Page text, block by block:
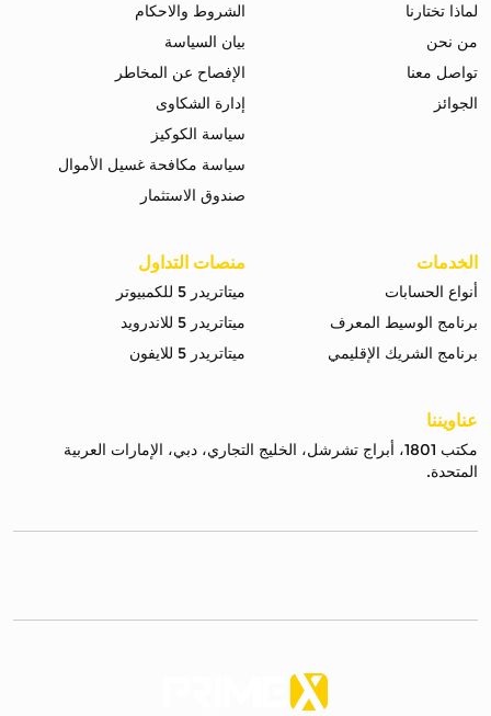
لماذا تختارنا
من نحن
تواصل معنا
الجوائز
الشروط والاحكام
بيان السياسة
الإفصاح عن المخاطر
إدارة الشكاوى
سياسة الكوكيز
سياسة مكافحة غسيل الأموال
صندوق الاستثمار
الخدمات
أنواع الحسابات
برنامج الوسيط المعرف
برنامج الشريك الإقليمي
منصات التداول
ميتاتريدر 5 للكمبيوتر
ميتاتريدر 5 للاندرويد
ميتاتريدر 5 للايفون
عناويننا
مكتب 1801، أبراج تشرشل، الخليج التجاري، دبي، الإمارات العربية
المتحدة.